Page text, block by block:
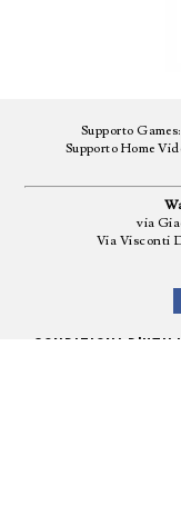
Supporto
Supporto Home
via
Via Visconti
CONDIZIONI